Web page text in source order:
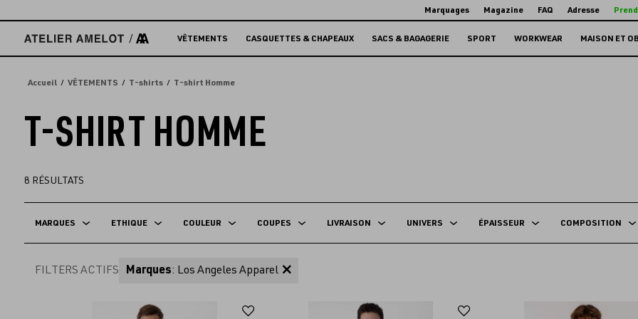
directement
contenu
Marquages Magazine FAQ Adresse
VÊTEMENTS CASQUETTES & CHAPEAUX SACS & BAGAGERIE SPORT WORKWEAR MAISON ET
Accueil VÊTEMENTS T-shirts T-shirt Homme
T-SHIRT HOMME
8 RÉSULTATS
MARQUES ETHIQUE COULEUR COUPES LIVRAISON UNIVERS ÉPAISSEUR COMPOSITION
FILTERS ACTIFS Marques: Los Angeles Apparel